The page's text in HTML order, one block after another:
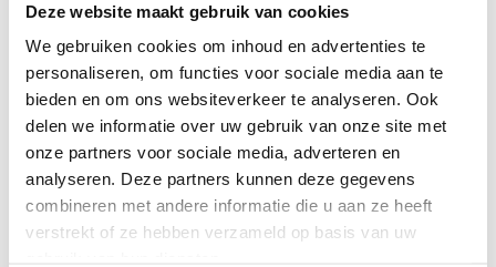
1
DAGEN
05
UREN
51
MINUTEN
27
SECONDEN
Nu tijdelijk 10% korting op
jouw vloer
Vraag snel een offerte aan en bespaar direct.
Bekijk plak PVC vloeren
Deze website maakt gebruik van cookies
We gebruiken cookies om inhoud en advertenties te
personaliseren, om functies voor sociale media aan te
bieden en om ons websiteverkeer te analyseren. Ook
delen we informatie over uw gebruik van onze site met
onze partners voor sociale media, adverteren en
analyseren. Deze partners kunnen deze gegevens
combineren met andere informatie die u aan ze heeft
verstrekt of ze hebben verzameld op basis van uw
Beschrijving
Deze vloer is verkrijgbaar in vier prachtige eikentinten en leverbaar
als lange plank of visgraat. Zo kies je voor een ruimtelijk of juist
klassiek karakter, of combineer je beide varianten voor een
harmonieus geheel.
Dankzij het slimme clicksysteem en de geintegreerde